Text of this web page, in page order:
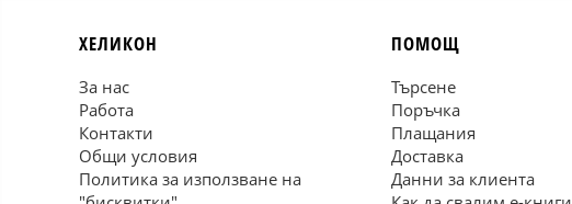
ХЕЛИКОН
За нас
Работа
Контакти
Общи условия
Политика за използване на
ПОМОЩ
Търсене
Поръчка
Плащания
Доставка
Данни за клиента